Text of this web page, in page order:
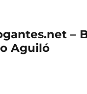
–
Aguiló